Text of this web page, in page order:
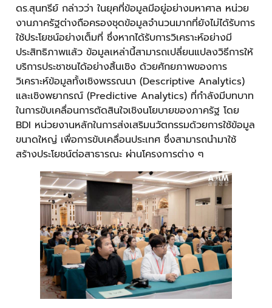
ดร.สุนทรีย์ กล่าวว่า ในยุคที่ข้อมูลมีอยู่อย่างมหาศาล หน่วย
งานภาครัฐต่างถือครองชุดข้อมูลจำนวนมากที่ยังไม่ได้รับการ
ใช้ประโยชน์อย่างเต็มที่ ซึ่งหากได้รับการวิเคราะห์อย่างมี
ประสิทธิภาพแล้ว ข้อมูลเหล่านี้สามารถเปลี่ยนแปลงวิธีการให้
บริการประชาชนได้อย่างสิ้นเชิง ด้วยศักยภาพของการ
วิเคราะห์ข้อมูลทั้งเชิงพรรณนา (Descriptive Analytics)
และเชิงพยากรณ์ (Predictive Analytics) ที่กำลังมีบทบาท
ในการขับเคลื่อนการตัดสินใจเชิงนโยบายของภาครัฐ โดย
BDI หน่วยงานหลักในการส่งเสริมนวัตกรรมด้วยการใช้ข้อมูล
ขนาดใหญ่ เพื่อการขับเคลื่อนประเทศ ซึ่งสามารถนำมาใช้
สร้างประโยชน์ต่อสาธารณะ ผ่านโครงการต่าง ๆ